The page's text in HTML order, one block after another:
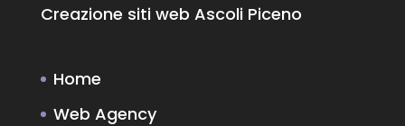
Creazione siti web Ascoli Piceno
Home
Web Agency